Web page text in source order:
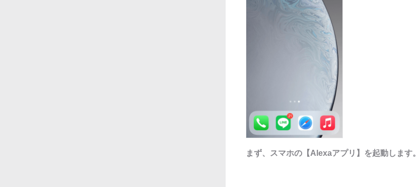
まず、スマホの【Alexaアプリ】を起動します。